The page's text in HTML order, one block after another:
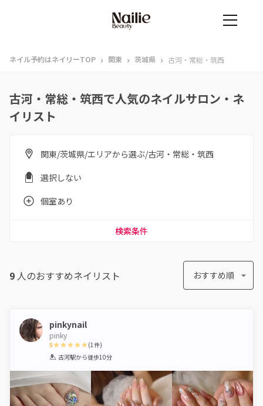
ネイル予約はネイリーTOP › 関東 › 茨城県 › 古河・常総・筑西
古河・常総・筑西で人気のネイルサロン・ネ
イリスト
関東/茨城県/エリアから選ぶ/古河・常総・筑西
選択しない
個室あり
検索条件
9 人のおすすめネイリスト おすすめ順
pinkynail
pinky
5
1 2 3 4 5
(1件)
古河駅から徒歩10分